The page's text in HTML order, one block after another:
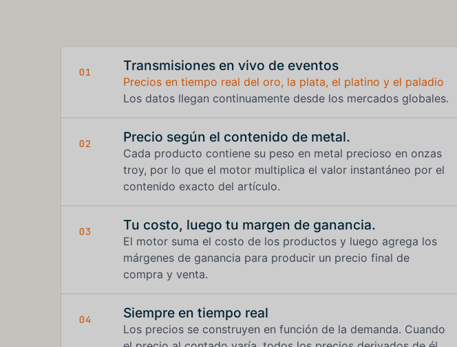
01 Transmisiones en vivo de eventos
Precios en tiempo real del oro, la plata, el platino y el paladio
Los datos llegan continuamente desde los mercados globales.
02 Precio según el contenido de metal.
Cada producto contiene su peso en metal precioso en onzas
troy, por lo que el motor multiplica el valor instantáneo por el
contenido exacto del artículo.
03 Tu costo, luego tu margen de ganancia.
El motor suma el costo de los productos y luego agrega los
márgenes de ganancia para producir un precio final de
compra y venta.
04 Siempre en tiempo real
Los precios se construyen en función de la demanda. Cuando